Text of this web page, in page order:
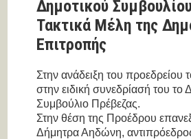
Δημοτικού
Τακτικά Μέλη της
Επιτροπής
Στην ανάδειξη του
στην ειδική συνεδρίασή του το
Συμβούλιο Πρέβεζας.
Στην θέση της Προέδρου
Δήμητρα Αηδώνη,